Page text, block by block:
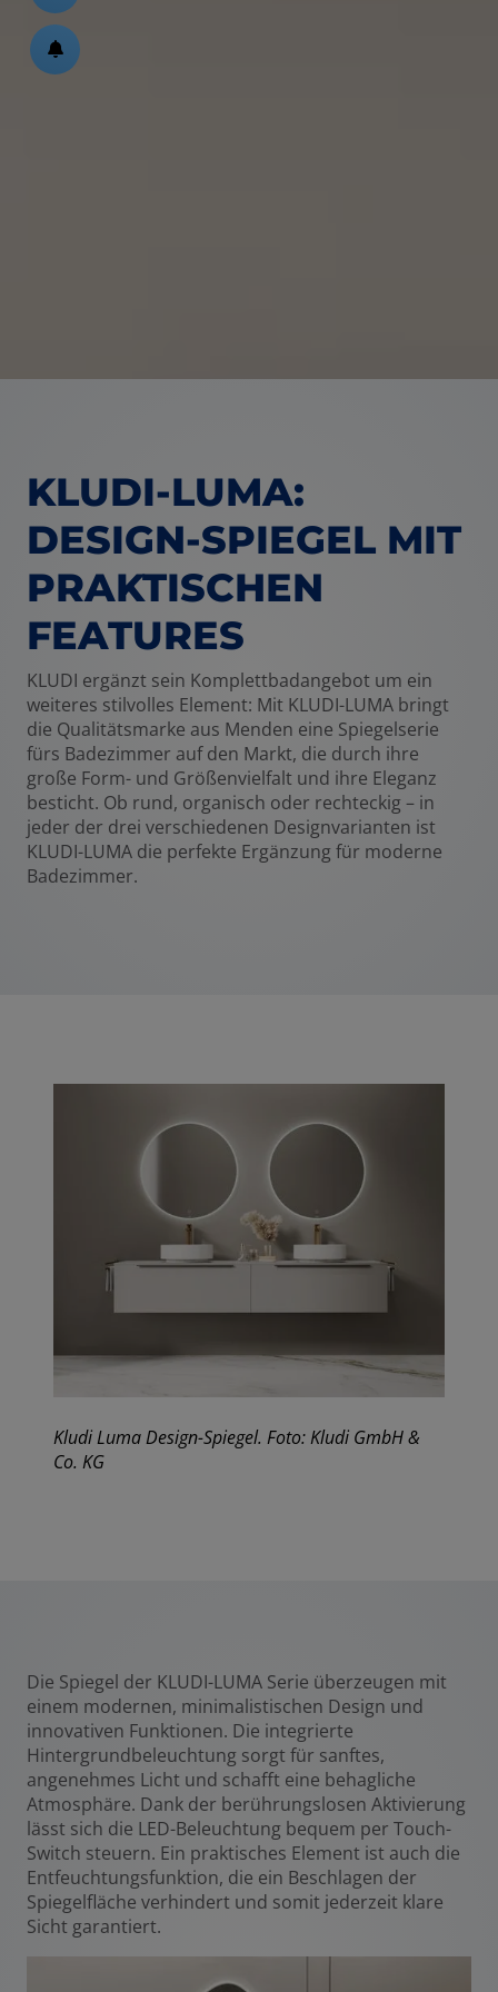
KLUDI-LUMA:
DESIGN-SPIEGEL MIT
PRAKTISCHEN
FEATURES
KLUDI ergänzt sein Komplettbadangebot um ein
weiteres stilvolles Element: Mit KLUDI-LUMA bringt
die Qualitätsmarke aus Menden eine Spiegelserie
fürs Badezimmer auf den Markt, die durch ihre
große Form- und Größenvielfalt und ihre Eleganz
besticht. Ob rund, organisch oder rechteckig – in
jeder der drei verschiedenen Designvarianten ist
KLUDI-LUMA die perfekte Ergänzung für moderne
Badezimmer.
Kludi Luma Design-Spiegel. Foto: Kludi GmbH &
Co. KG
Die Spiegel der KLUDI-LUMA Serie überzeugen mit
einem modernen, minimalistischen Design und
innovativen Funktionen. Die integrierte
Hintergrundbeleuchtung sorgt für sanftes,
angenehmes Licht und schafft eine behagliche
Atmosphäre. Dank der berührungslosen Aktivierung
lässt sich die LED-Beleuchtung bequem per Touch-
Switch steuern. Ein praktisches Element ist auch die
Entfeuchtungsfunktion, die ein Beschlagen der
Spiegelfläche verhindert und somit jederzeit klare
Sicht garantiert.